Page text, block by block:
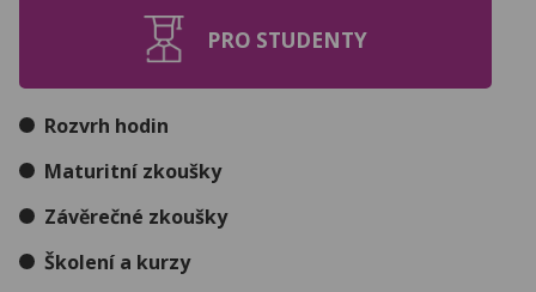
PRO STUDENTY
Rozvrh hodin
Maturitní zkoušky
Závěrečné zkoušky
Školení a kurzy